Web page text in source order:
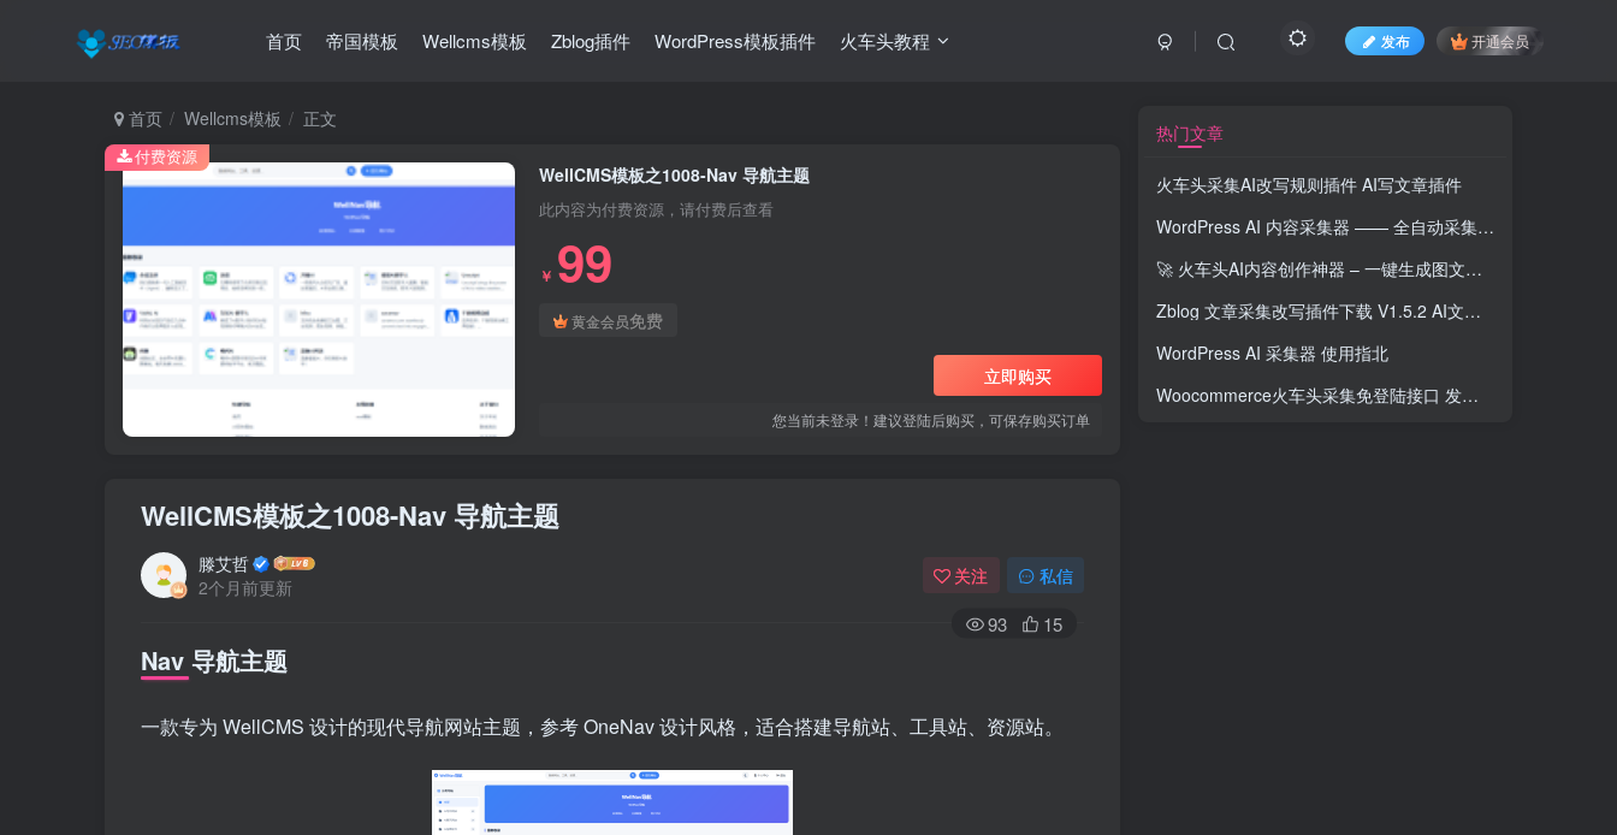
首页 帝国模板 Wellcms模板 Zblog插件 WordPress模板插件 火车头教程 发布 开通会员
首页 Wellcms模板 正文
WellCMS模板之1008-Nav 导航主题
此内容为付费资源，请付费后查看
￥ 99
黄金会员免费
立即购买
您当前未登录！建议登陆后购买，可保存购买订单
付费资源
WellCMS模板之1008-Nav 导航主题
滕艾哲
2个月前更新
关注 私信
93 15
Nav 导航主题
一款专为 WellCMS 设计的现代导航网站主题，参考 OneNav 设计风格，适合搭建导航站、工具站、资源站。
热门文章
火车头采集AI改写规则插件 AI写文章插件
WordPress AI 内容采集器 —— 全自动采集+AI改写+智能发布一体化解决方案
🚀 火车头AI内容创作神器 – 一键生成图文并茂的优质文章
Zblog 文章采集改写插件下载 V1.5.2 AI文章生成器 含插图
WordPress AI 采集器 使用指北
Woocommerce火车头采集免登陆接口 发布模块 WordPress商品数据批量上传更新